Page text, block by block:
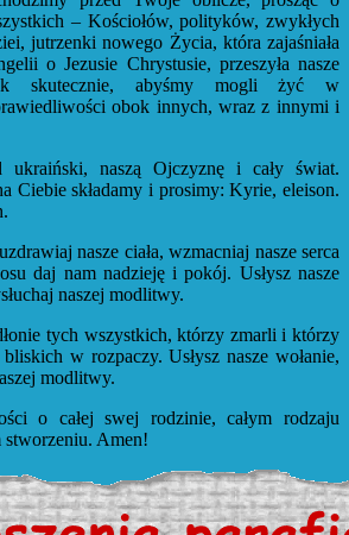
– Kościołów, polityków, zwykłych
jutrzenki nowego Życia, która zajaśniała
o Jezusie Chrystusie, przeszyła nasze
skutecznie, abyśmy mogli żyć w
obok innych, wraz z innymi i
naszą Ojczyznę i cały świat.
Ciebie składamy i prosimy: Kyrie, eleison.
nasze ciała, wzmacniaj nasze serca
daj nam nadzieję i pokój. Usłysz nasze
naszej modlitwy.
tych wszystkich, którzy zmarli i którzy
w rozpaczy. Usłysz nasze wołanie,
modlitwy.
o całej swej rodzinie, całym rodzaju
stworzeniu. Amen!